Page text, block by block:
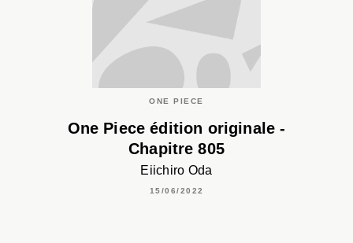
ONE PIECE
One Piece édition originale -
Chapitre 805
Eiichiro Oda
15/06/2022